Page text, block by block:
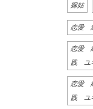
嫁姑
恋愛
恋愛
践 ユ
恋愛
践 ユ